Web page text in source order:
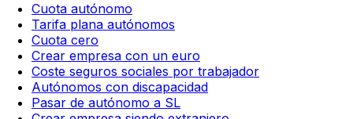
Cuota autónomo
Tarifa plana autónomos
Cuota cero
Crear empresa con un euro
Coste seguros sociales por trabajador
Autónomos con discapacidad
Pasar de autónomo a SL